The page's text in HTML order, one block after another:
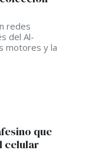
redes
del Al-
y la
que
celular
de un